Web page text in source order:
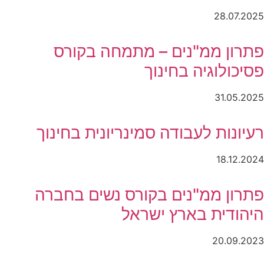
28.07.2025
פתרון ממ"נים – מתמחה בקורס
פסיכולוגיה בחינוך
31.05.2025
רעיונות לעבודה סמינריונית בחינוך
18.12.2024
פתרון ממ"נים בקורס נשים בחברה
היהודית בארץ ישראל
20.09.2023